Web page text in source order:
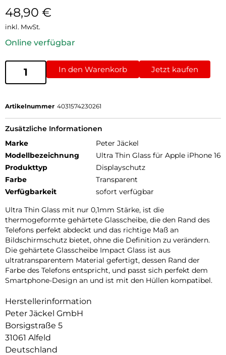
48,90 €
inkl. MwSt.
Online verfügbar
In den Warenkorb Jetzt kaufen
Artikelnummer 4031574230261
Zusätzliche Informationen
Marke
Peter Jäckel
Modellbezeichnung
Ultra Thin Glass für Apple iPhone 16
Produkttyp
Displayschutz
Farbe
Transparent
Verfügbarkeit
sofort verfügbar
Ultra Thin Glass mit nur 0,1mm Stärke, ist die
thermogeformte gehärtete Glasscheibe, die den Rand des
Telefons perfekt abdeckt und das richtige Maß an
Bildschirmschutz bietet, ohne die Definition zu verändern.
Die gehärtete Glasscheibe Impact Glass ist aus
ultratransparentem Material gefertigt, dessen Rand der
Farbe des Telefons entspricht, und passt sich perfekt dem
Smartphone-Design an und ist mit den Hüllen kompatibel.
Herstellerinformation
Peter Jäckel GmbH
Borsigstraße 5
31061 Alfeld
Deutschland